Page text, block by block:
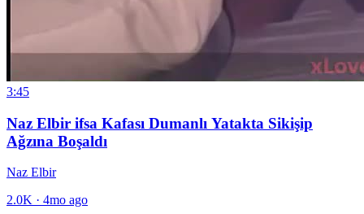
3:45
Naz Elbir ifsa Kafası Dumanlı Yatakta Sikişip
Ağzına Boşaldı
Naz Elbir
2.0K · 4mo ago